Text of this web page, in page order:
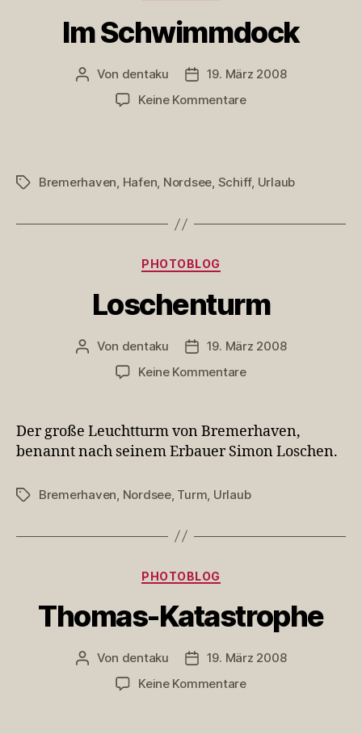
Im Schwimmdock
Beitragsautor
Von dentaku Veröffentlichungsdatum
19. März 2008
Keine Kommentarezu
Schlagwörter
Bremerhaven, Hafen, Nordsee, Schiff, Urlaub
Kategorien
PHOTOBLOG
Loschenturm
Beitragsautor
Von dentaku Veröffentlichungsdatum
19. März 2008
Keine Kommentarezu
Der große Leuchtturm von Bremerhaven,
benannt nach seinem Erbauer Simon Loschen.
Schlagwörter
Bremerhaven Nordsee, Turm Urlaub
Kategorien
PHOTOBLOG
Thomas-Katastrophe
Beitragsautor
Von dentaku Veröffentlichungsdatum
19. März 2008
Keine Kommentarezu